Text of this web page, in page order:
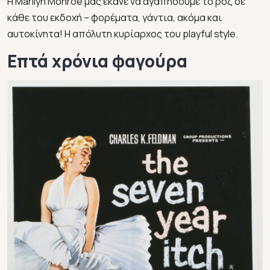
κάθε του εκδοχή – φορέματα, γάντια, ακόμα και
αυτοκίνητα! Η απόλυτη κυρίαρχος του playful style.
Επτά χρόνια φαγούρα